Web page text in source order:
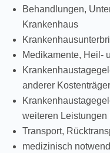
Behandlungen,
Krankenhaus
Medikamente, Heil-
anderer
weiteren Leistungen
Transport,
medizinisch